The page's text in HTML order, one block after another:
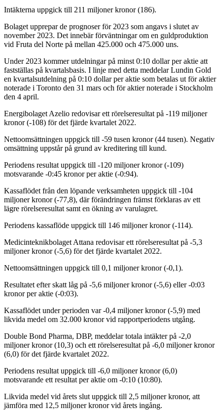
Intäkterna uppgick till 211 miljoner kronor (186).
Bolaget upprepar de prognoser för 2023 som angavs i slutet av
november 2023. Det innebär förväntningar om en guldproduktion
vid Fruta del Norte på mellan 425.000 och 475.000 uns.
Under 2023 kommer utdelningar på minst 0:10 dollar per aktie att
fastställas på kvartalsbasis. I linje med detta meddelar Lundin Gold
en kvartalsutdelning på 0:10 dollar per aktie som betalas ut för aktier
noterade i Toronto den 31 mars och för aktier noterade i Stockholm
den 4 april.
Energibolaget Azelio redovisar ett rörelseresultat på -119 miljoner
kronor (-108) för det fjärde kvartalet 2022.
Nettoomsättningen uppgick till -59 tusen kronor (44 tusen). Negativ
omsättning uppstår på grund av kreditering till kund.
Periodens resultat uppgick till -120 miljoner kronor (-109)
motsvarande -0:45 kronor per aktie (-0:94).
Kassaflödet från den löpande verksamheten uppgick till -104
miljoner kronor (-77,8), där förändringen främst förklaras av ett
lägre rörelseresultat samt en ökning av varulagret.
Periodens kassaflöde uppgick till 146 miljoner kronor (-114).
Medicinteknikbolaget Attana redovisar ett rörelseresultat på -5,3
miljoner kronor (-5,6) för det fjärde kvartalet 2022.
Nettoomsättningen uppgick till 0,1 miljoner kronor (-0,1).
Resultatet efter skatt låg på -5,6 miljoner kronor (-5,6) eller -0:03
kronor per aktie (-0:03).
Kassaflödet under perioden var -0,4 miljoner kronor (-5,9) med
likvida medel om 32.000 kronor vid rapportperiodens utgång.
Double Bond Pharma, DBP, meddelar totala intäkter på -2,0
miljoner kronor (10,3) och ett rörelseresultat på -6,0 miljoner kronor
(6,0) för det fjärde kvartalet 2022.
Periodens resultat uppgick till -6,0 miljoner kronor (6,0)
motsvarande ett resultat per aktie om -0:10 (10:80).
Likvida medel vid årets slut uppgick till 2,5 miljoner kronor, att
jämföra med 12,5 miljoner kronor vid årets ingång.